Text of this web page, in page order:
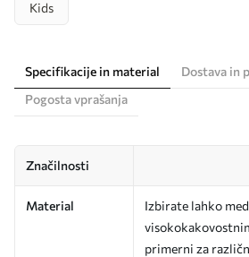
Kids
Specifikacije in material
Dostava in
Pogosta vprašanja
Značilnosti
Material
Izbirate lahko
primerni za